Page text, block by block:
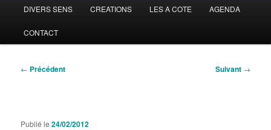
principal
DIVERS SENS CREATIONS LES A COTE AGENDA
CONTACT
Navigation
← Précédent Suivant →
Publié le24/02/2012